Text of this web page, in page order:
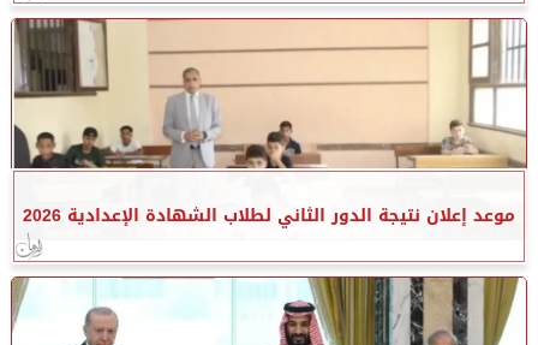
موعد إعلان نتيجة الدور الثاني لطلاب الشهادة الإعدادية 2026